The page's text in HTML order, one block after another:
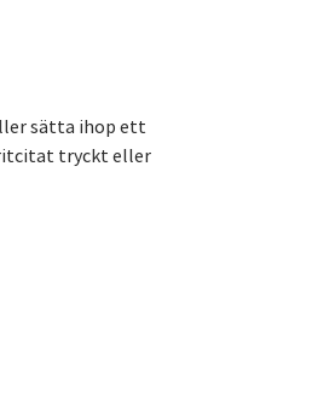
sätta ihop ett
tryckt eller